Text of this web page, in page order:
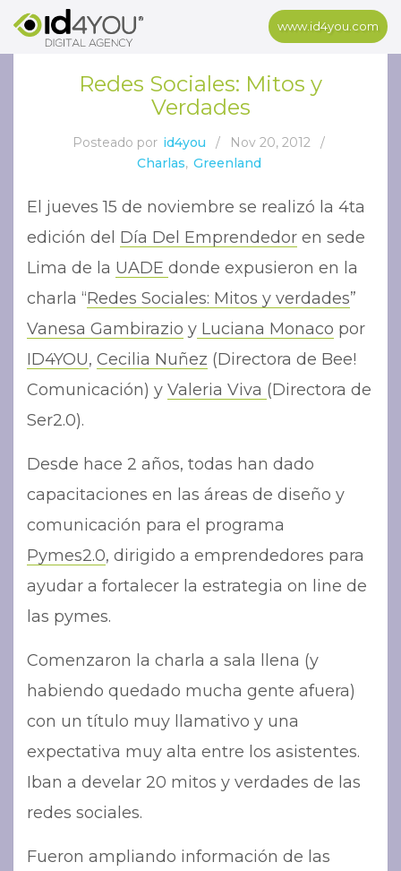
www.id4you.com
Redes Sociales: Mitos y
Verdades
Posteado por id4you / Nov 20, 2012
/
Charlas, Greenland
El jueves 15 de noviembre se realizó la 4ta
edición del Día Del Emprendedor en sede
Lima de la UADE donde expusieron en la
charla “Redes Sociales: Mitos y verdades”
Vanesa Gambirazio y Luciana Monaco por
ID4YOU, Cecilia Nuñez (Directora de Bee!
Comunicación) y Valeria Viva (Directora de
Ser2.0).
Desde hace 2 años, todas han dado
capacitaciones en las áreas de diseño y
comunicación para el programa
Pymes2.0, dirigido a emprendedores para
ayudar a fortalecer la estrategia on line de
las pymes.
Comenzaron la charla a sala llena (y
habiendo quedado mucha gente afuera)
con un título muy llamativo y una
expectativa muy alta entre los asistentes.
Iban a develar 20 mitos y verdades de las
redes sociales.
Fueron ampliando información de las